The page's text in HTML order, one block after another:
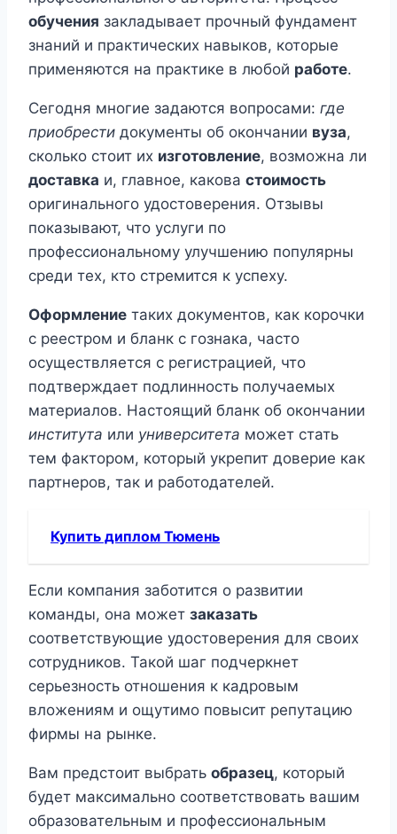
обучения закладывает прочный фундамент
знаний и практических навыков, которые
применяются на практике в любой работе.
Сегодня многие задаются вопросами: где
приобрести документы об окончании вуза,
сколько стоит их изготовление, возможна ли
доставка и, главное, какова стоимость
оригинального удостоверения. Отзывы
показывают, что услуги по
профессиональному улучшению популярны
среди тех, кто стремится к успеху.
Оформление таких документов, как корочки
с реестром и бланк с гознака, часто
осуществляется с регистрацией, что
подтверждает подлинность получаемых
материалов. Настоящий бланк об окончании
института или университета может стать
тем фактором, который укрепит доверие как
партнеров, так и работодателей.
Купить диплом Тюмень
Если компания заботится о развитии
команды, она может заказать
соответствующие удостоверения для своих
сотрудников. Такой шаг подчеркнет
серьезность отношения к кадровым
вложениям и ощутимо повысит репутацию
фирмы на рынке.
Вам предстоит выбрать образец, который
будет максимально соответствовать вашим
образовательным и профессиональным